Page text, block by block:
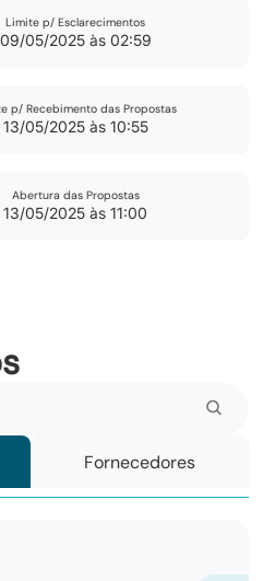
Limite p/ Esclarecimentos
09/05/2025 às 02:59
p/ Recebimento das Propostas
13/05/2025 às 10:55
Abertura das Propostas
13/05/2025 às 11:00
Fornecedores